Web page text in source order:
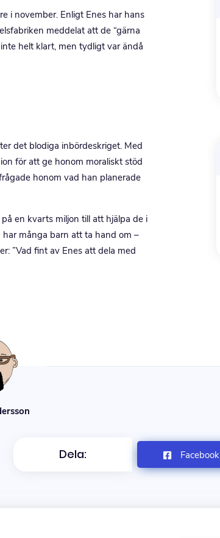
i november. Enligt Enes har hans
meddelat att de “gärna
helt klart, men tydligt var ändå
det blodiga inbördeskriget. Med
för att ge honom moraliskt stöd
honom vad han planerade
en kvarts miljon till att hjälpa de i
har många barn att ta hand om –
”Vad fint av Enes att dela med
Västeråsfamiljen nya
vinnare på Lotto
Dela: Facebook